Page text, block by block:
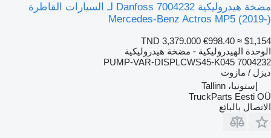
مضخة هيدروليكية Danfoss 7004232 لـ السيارات القاطرة
Mercedes-Benz Actros MP5 (2019-)
TND 3,379.000 €998.40 ≈ $1,154
الوحدة الهيدروليكية - مضخة هيدروليكية
7004232 PUMP-VAR-DISPLCWS45-K045
ديزل / مازوت
إستونيا، Tallinn
TruckParts Eesti OÜ
الاتصال بالبائع